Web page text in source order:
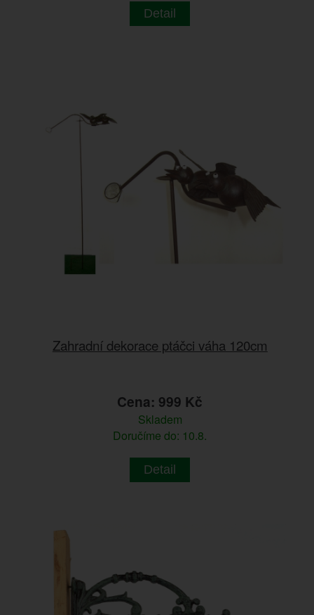
Detail
Zahradní dekorace ptáčci váha 120cm
Cena: 999 Kč
Skladem
Doručíme do: 10.8.
Detail